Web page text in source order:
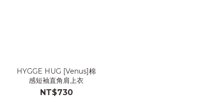
HYGGE HUG [Venus]棉
感短袖直角肩上衣
NT$730